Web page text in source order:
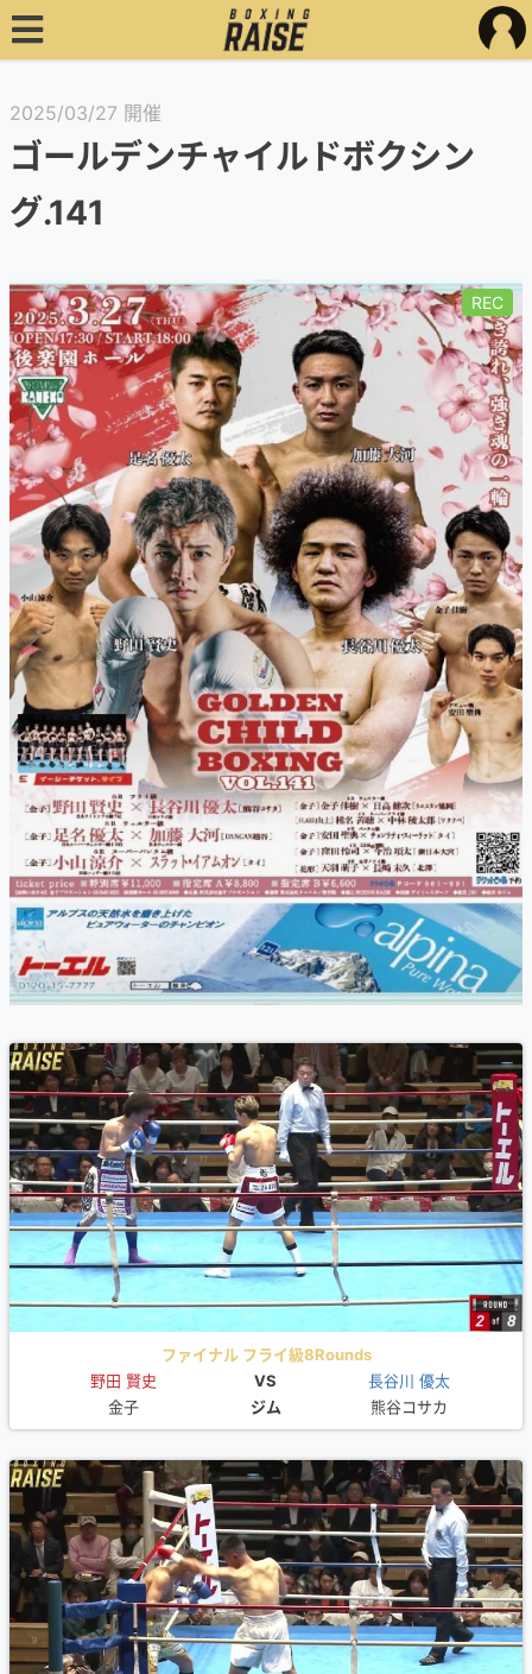
2025/03/27 開催
ゴールデンチャイルドボクシン
グ.141
REC
ファイナル フライ級8Rounds
野田 賢史
VS
長谷川 優太
金子
ジム 熊谷コサカ